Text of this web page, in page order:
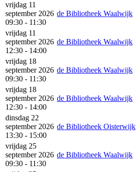
vrijdag 11
september 2026
09:30 - 11:30
de Bibliotheek Waalwijk
vrijdag 11
september 2026
12:30 - 14:00
de Bibliotheek Waalwijk
vrijdag 18
september 2026
09:30 - 11:30
de Bibliotheek Waalwijk
vrijdag 18
september 2026
12:30 - 14:00
de Bibliotheek Waalwijk
dinsdag 22
september 2026
13:30 - 15:00
de Bibliotheek Oisterwijk
vrijdag 25
september 2026
09:30 - 11:30
de Bibliotheek Waalwijk